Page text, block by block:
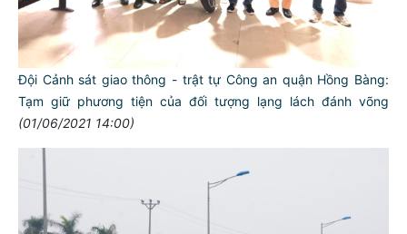
Đội Cảnh sát giao thông - trật tự Công an quận Hồng Bàng:
Tạm giữ phương tiện của đối tượng lạng lách đánh võng
(01/06/2021 14:00)